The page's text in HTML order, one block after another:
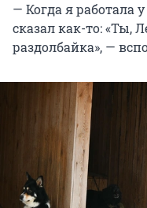
— Когда я работала
сказал как-то: «Ты,
раздолбайка», —